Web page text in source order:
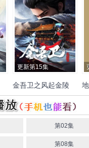
更新第15集
金吾卫之风起金陵
金弦 杨天翔 赵熠彤 赵爽
第02集
第08集